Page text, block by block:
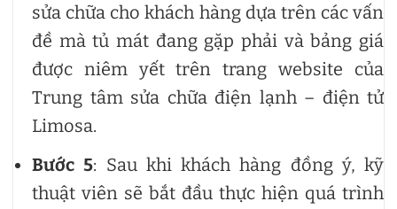
sửa chữa cho khách hàng dựa trên các vấn
đề mà tủ mát đang gặp phải và bảng giá
được niêm yết trên trang website của
Trung tâm sửa chữa điện lạnh – điện tử
Limosa.
Bước 5: Sau khi khách hàng đồng ý, kỹ
thuật viên sẽ bắt đầu thực hiện quá trình